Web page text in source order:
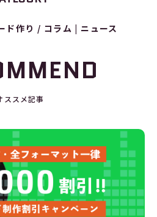
ド作り / コラム ニュース
ススメ記事